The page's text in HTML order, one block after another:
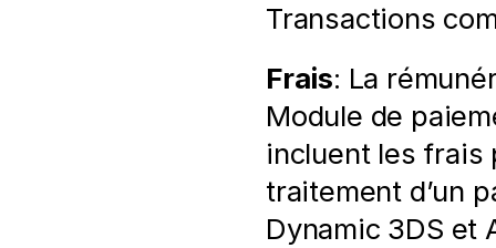
Transactions
Frais: La
Module de
incluent les frais
traitement d’un
Dynamic 3DS et